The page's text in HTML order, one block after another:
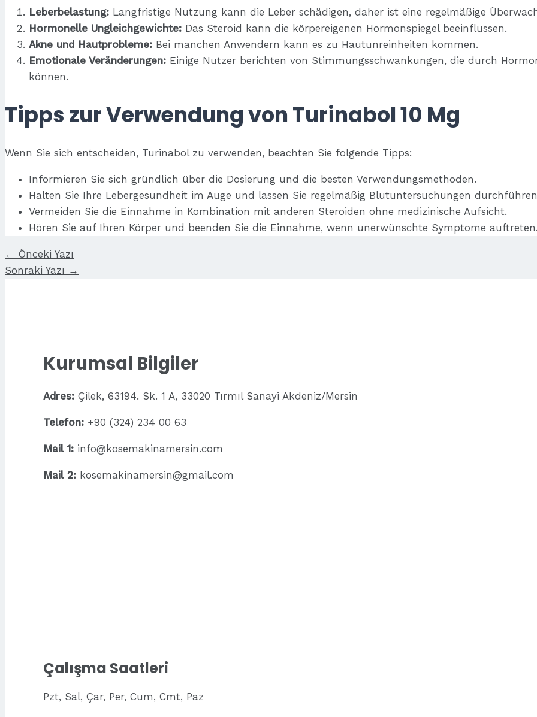
Leberbelastung: Langfristige Nutzung kann die Leber schädigen, daher ist eine regelmäßige
Hormonelle Ungleichgewichte: Das Steroid kann die körpereigenen Hormonspiegel beeinflussen.
Akne und Hautprobleme: Bei manchen Anwendern kann es zu Hautunreinheiten kommen.
Emotionale Veränderungen: Einige Nutzer berichten von Stimmungsschwankungen, die durch
können.
Tipps zur Verwendung von Turinabol 10 Mg
Wenn Sie sich entscheiden, Turinabol zu verwenden, beachten Sie folgende Tipps:
Informieren Sie sich gründlich über die Dosierung und die besten Verwendungsmethoden.
Halten Sie Ihre Lebergesundheit im Auge und lassen Sie regelmäßig Blutuntersuchungen
Vermeiden Sie die Einnahme in Kombination mit anderen Steroiden ohne medizinische Aufsicht.
Hören Sie auf Ihren Körper und beenden Sie die Einnahme, wenn unerwünschte Symptome
Yazı
gezinmesi
← Önceki Yazı
Sonraki Yazı →
Kurumsal Bilgiler
Adres: Çilek, 63194. Sk. 1 A, 33020 Tırmıl Sanayi Akdeniz/Mersin
Telefon: +90 (324) 234 00 63
Mail 1: info@kosemakinamersin.com
Mail 2: kosemakinamersin@gmail.com
Çalışma Saatleri
Pzt, Sal, Çar, Per, Cum, Cmt, Paz